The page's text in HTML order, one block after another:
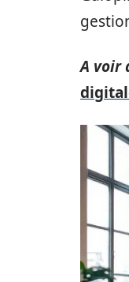
A voir